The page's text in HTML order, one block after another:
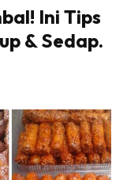
Ini Tips
& Sedap.